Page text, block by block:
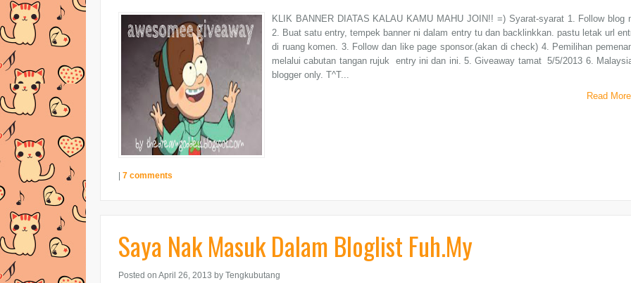
KLIK BANNER DIATAS KALAU KAMU MAHU JOIN!! =) Syarat-syarat 1. Follow blog
2. Buat satu entry, tempek banner ni dalam entry tu dan backlinkkan. pastu letak url
di ruang komen. 3. Follow dan like page sponsor.(akan di check) 4. Pemilihan
melalui cabutan tangan rujuk entry ini dan ini. 5. Giveaway tamat 5/5/2013 6.
blogger only. T^T...
Read More
7 comments
Saya Nak Masuk Dalam Bloglist Fuh.My
Posted on April 26, 2013 by Tengkubutang